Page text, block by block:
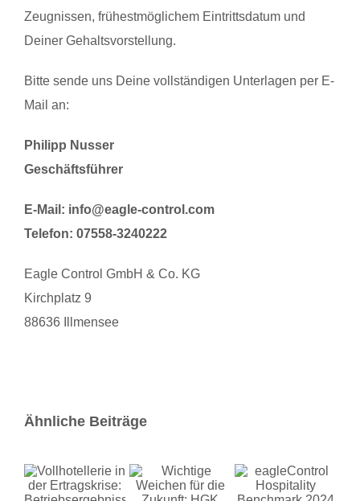
Zeugnissen, frühestmöglichem Eintrittsdatum und
Deiner Gehaltsvorstellung.
Bitte sende uns Deine vollständigen Unterlagen per E-
Mail an:
Philipp Nusser
Geschäftsführer
E-Mail: info@eagle-control.com
Telefon: 07558-3240222
Eagle Control GmbH & Co. KG
Kirchplatz 9
88636 Illmensee
Ähnliche Beiträge